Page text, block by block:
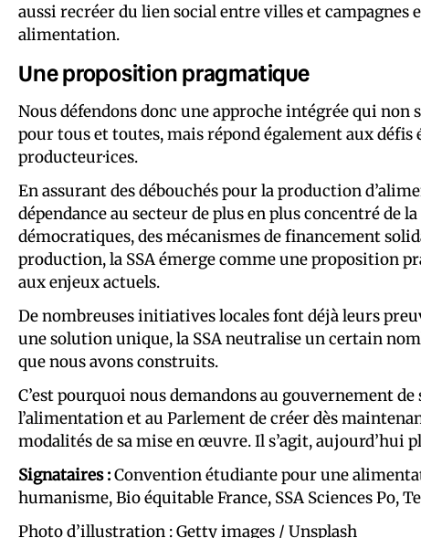
aussi recréer du lien social entre villes et
alimentation.
Une proposition pragmatique
Nous défendons donc une approche intégrée qui non
pour tous et toutes, mais répond également aux
producteur·ices.
En assurant des débouchés pour la production
dépendance au secteur de plus en plus concentré
démocratiques, des mécanismes de financement
production, la SSA émerge comme une proposition
aux enjeux actuels.
De nombreuses initiatives locales font déjà leurs
une solution unique, la SSA neutralise un certain
que nous avons construits.
C’est pourquoi nous demandons au gouvernement
l’alimentation et au Parlement de créer dès
modalités de sa mise en œuvre. Il s’agit, aujourd’hui
Signataires :Convention étudiante pour une
humanisme, Bio équitable France, SSA Sciences Po,
Photo d’illustration : Getty images / Unsplash